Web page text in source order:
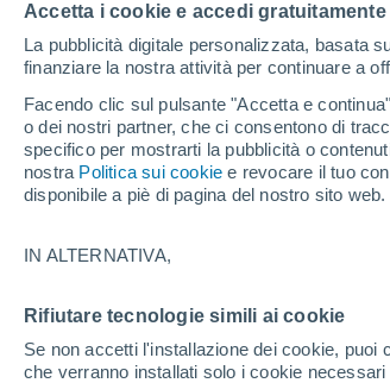
Accetta i cookie e accedi gratuitamente
La pubblicità digitale personalizzata, basata
finanziare la nostra attività per continuare a
Facendo clic sul pulsante "Accetta e
o dei nostri partner, che ci consentono di
specifico per mostrarti la pubblicità o
nostra Politica sui cookie e revocare il tuo
disponibile a piè di pagina del nostro sito web.
IN ALTERNATIVA,
Rifiutare tecnologie simili ai cookie
Se non accetti l'installazione dei cookie,
che verranno installati solo i cookie
Home Australia Nuovo Galles del
Perisher
06/06/2026
Bollettino neve oggi